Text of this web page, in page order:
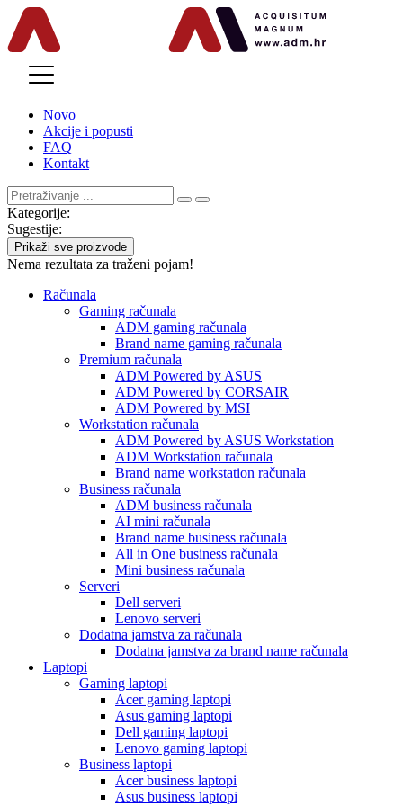
Novo
Akcije i popusti
FAQ
Kontakt
Kategorije:
Sugestije:
Prikaži sve proizvode
Nema rezultata za traženi pojam!
Računala
Gaming računala
ADM gaming računala
Brand name gaming računala
Premium računala
ADM Powered by ASUS
ADM Powered by CORSAIR
ADM Powered by MSI
Workstation računala
ADM Powered by ASUS Workstation
ADM Workstation računala
Brand name workstation računala
Business računala
ADM business računala
AI mini računala
Brand name business računala
All in One business računala
Mini business računala
Serveri
Dell serveri
Lenovo serveri
Dodatna jamstva za računala
Dodatna jamstva za brand name računala
Laptopi
Gaming laptopi
Acer gaming laptopi
Asus gaming laptopi
Dell gaming laptopi
Lenovo gaming laptopi
Business laptopi
Acer business laptopi
Asus business laptopi